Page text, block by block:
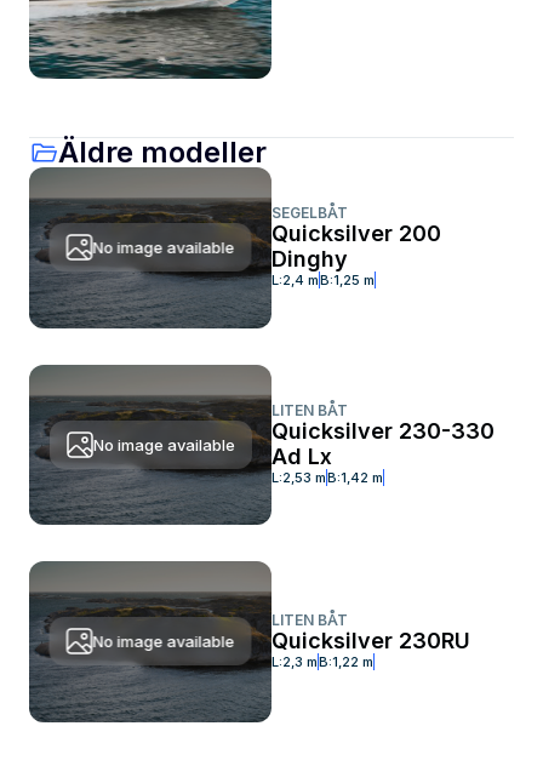
Äldre modeller
No image available
SEGELBÅT
Quicksilver 200
Dinghy
L:2,4 mB:1,25 m
No image available
LITEN BÅT
Quicksilver 230-330
Ad Lx
L:2,53 mB:1,42 m
No image available
LITEN BÅT
Quicksilver 230RU
L:2,3 mB:1,22 m